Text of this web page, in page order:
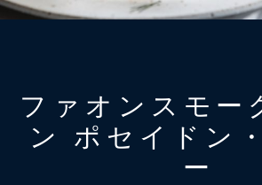
ファオンスモー
ン ポセイドン
ー